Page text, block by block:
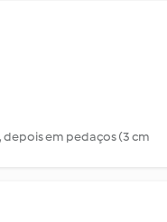
em pedaços (3 cm